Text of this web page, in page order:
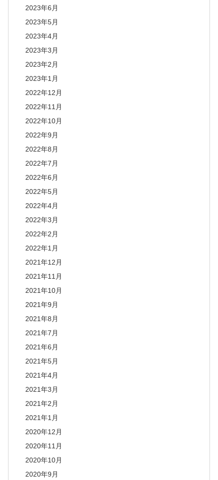
2023年6月
2023年5月
2023年4月
2023年3月
2023年2月
2023年1月
2022年12月
2022年11月
2022年10月
2022年9月
2022年8月
2022年7月
2022年6月
2022年5月
2022年4月
2022年3月
2022年2月
2022年1月
2021年12月
2021年11月
2021年10月
2021年9月
2021年8月
2021年7月
2021年6月
2021年5月
2021年4月
2021年3月
2021年2月
2021年1月
2020年12月
2020年11月
2020年10月
2020年9月